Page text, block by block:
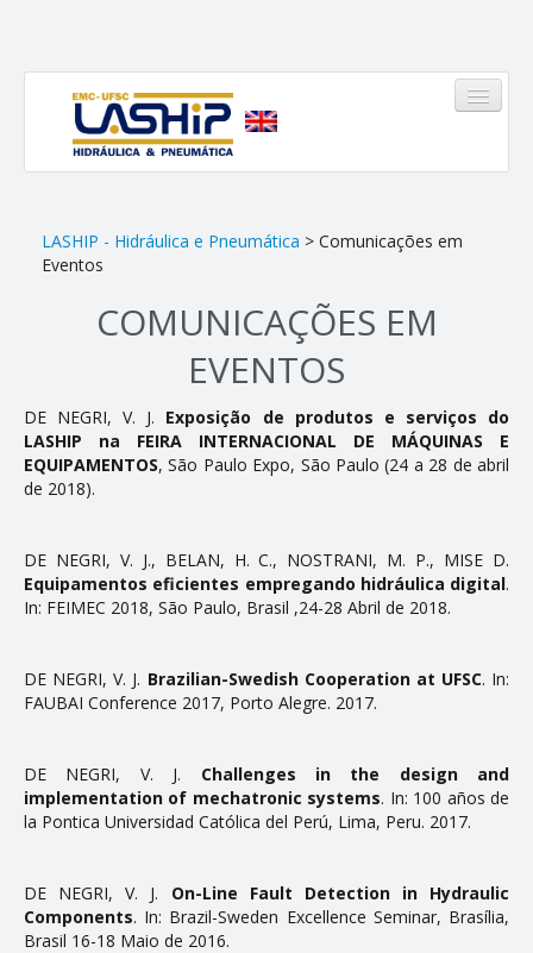
Infraestrutura
Equipe
Linhas de Atuação
ENSINO
Softwares & Ferramentas
Apostilas
Livros e Patentes
LASHIP - Hidráulica e Pneumática > Comunicações em
Eventos
COMUNICAÇÕES EM
EVENTOS
DE NEGRI, V. J. Exposição de produtos e serviços do
LASHIP na FEIRA INTERNACIONAL DE MÁQUINAS E
EQUIPAMENTOS, São Paulo Expo, São Paulo (24 a 28 de abril
de 2018).
DE NEGRI, V. J., BELAN, H. C., NOSTRANI, M. P., MISE D.
Equipamentos eficientes empregando hidráulica digital.
In: FEIMEC 2018, São Paulo, Brasil ,24-28 Abril de 2018.
DE NEGRI, V. J. Brazilian-Swedish Cooperation at UFSC. In:
FAUBAI Conference 2017, Porto Alegre. 2017.
DE NEGRI, V. J. Challenges in the design and
implementation of mechatronic systems. In: 100 años de
la Pontifica Universidad Católica del Perú, Lima, Peru. 2017.
DE NEGRI, V. J. On-Line Fault Detection in Hydraulic
Components. In: Brazil-Sweden Excellence Seminar, Brasília,
Brasil 16-18 Maio de 2016.